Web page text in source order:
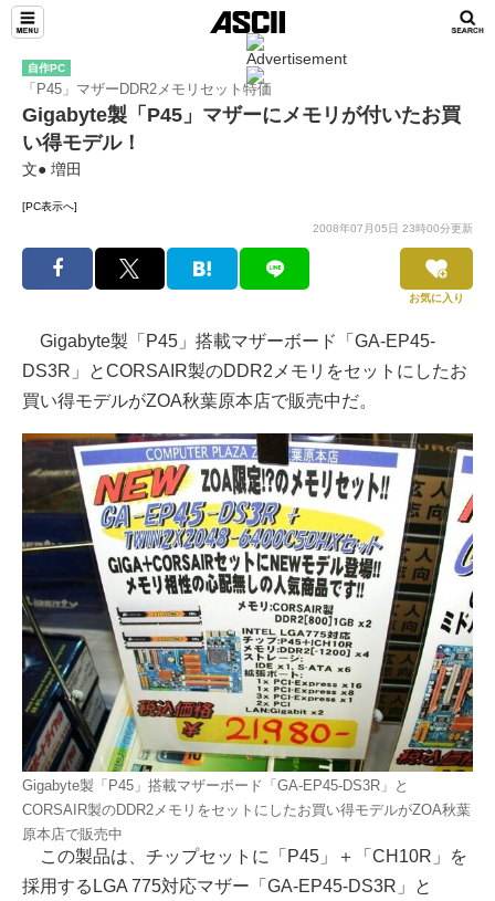
自作PC
「P45」マザーDDR2メモリセット特価
Gigabyte製「P45」マザーにメモリが付いたお買
い得モデル！
文● 増田
[PC表示へ]
2008年07月05日 23時00分更新
お気に入り
Gigabyte製「P45」搭載マザーボード「GA-EP45-
DS3R」とCORSAIR製のDDR2メモリをセットにしたお
買い得モデルがZOA秋葉原本店で販売中だ。
Gigabyte製「P45」搭載マザーボード「GA-EP45-DS3R」と
CORSAIR製のDDR2メモリをセットにしたお買い得モデルがZOA秋葉
原本店で販売中
この製品は、チップセットに「P45」＋「CH10R」を
採用するLGA 775対応マザー「GA-EP45-DS3R」と